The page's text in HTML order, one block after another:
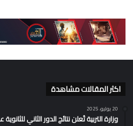
اكثر المقالات مشاهدة
20 يوليو، 2025
وزارة التربية تُعلن نتائج الدور الثاني